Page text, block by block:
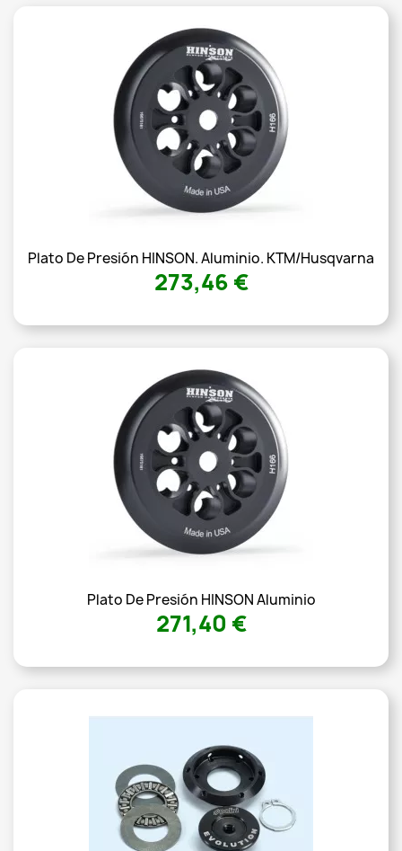
Plato De Presión HINSON. Aluminio. KTM/Husqvarna
273,46 €
Plato De Presión HINSON Aluminio
271,40 €